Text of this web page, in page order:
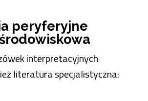
peryferyjne
interpretacyjnych
literatura specjalistyczna: